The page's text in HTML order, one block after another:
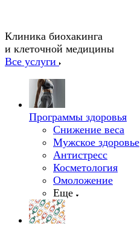
Клиника биохакинга
и клеточной медицины
Все услуги
Программы здоровья
Снижение веса
Мужское здоровье
Антистресс
Косметология
Омоложение
Еще